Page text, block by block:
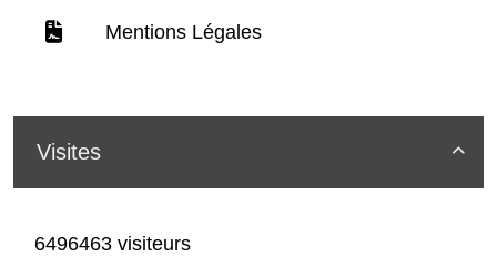
Mentions Légales

Visites
6496463 visiteurs